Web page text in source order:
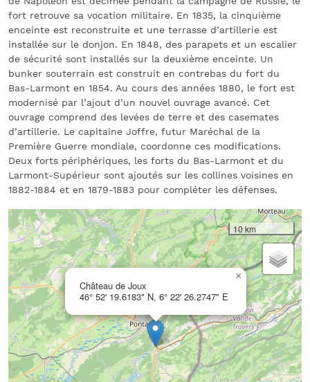
fort retrouve sa vocation militaire. En 1835, la cinquième
enceinte est reconstruite et une terrasse d’artillerie est
installée sur le donjon. En 1848, des parapets et un escalier
de sécurité sont installés sur la deuxième enceinte. Un
bunker souterrain est construit en contrebas du fort du
Bas-Larmont en 1854. Au cours des années 1880, le fort est
modernisé par l’ajout d’un nouvel ouvrage avancé. Cet
ouvrage comprend des levées de terre et des casemates
d’artillerie. Le capitaine Joffre, futur Maréchal de la
Première Guerre mondiale, coordonne ces modifications.
Deux forts périphériques, les forts du Bas-Larmont et du
Larmont-Supérieur sont ajoutés sur les collines voisines en
1882-1884 et en 1879-1883 pour compléter les défenses.
Château de Joux
46° 52' 19.6183" N, 6° 22' 26.2747" E
×
10 km